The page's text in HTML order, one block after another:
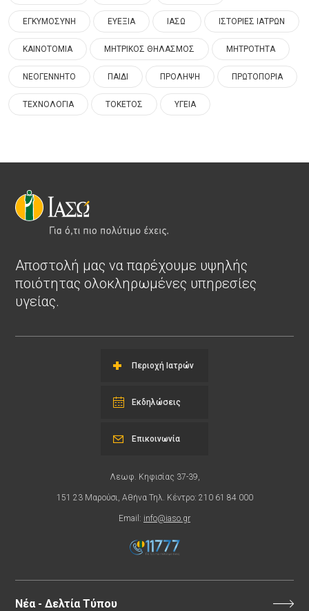
ΕΓΚΥΜΟΣΥΝΗ ΕΥΕΞΙΑ ΙΑΣΩ ΙΣΤΟΡΙΕΣ ΙΑΤΡΩΝ
ΚΑΙΝΟΤΟΜΙΑ ΜΗΤΡΙΚΟΣ ΘΗΛΑΣΜΟΣ ΜΗΤΡΟΤΗΤΑ
ΝΕΟΓΕΝΝΗΤΟ ΠΑΙΔΙ ΠΡΟΛΗΨΗ ΠΡΩΤΟΠΟΡΙΑ
ΤΕΧΝΟΛΟΓΙΑ ΤΟΚΕΤΟΣ ΥΓΕΙΑ
Αποστολή μας να παρέχουμε υψηλής
ποιότητας ολοκληρωμένες υπηρεσίες
υγείας.
Περιοχή Ιατρών
Εκδηλώσεις
Λεωφ. Κηφισίας 37-39,
151 23 Μαρούσι, Αθήνα Τηλ. Κέντρο: 210 61 84 000
Email: info@iaso.gr
Επικοινωνία
Νέα - Δελτία Τύπου